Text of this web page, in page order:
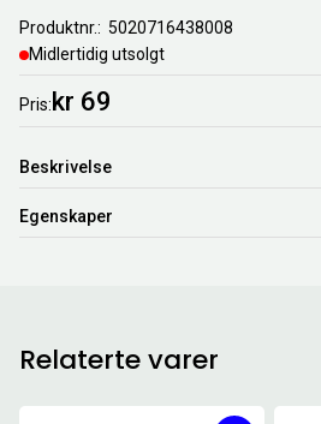
Produktnr.
5020716438008
Midlertidig utsolgt
Pris kr 69
Beskrivelse
Egenskaper
Relaterte varer